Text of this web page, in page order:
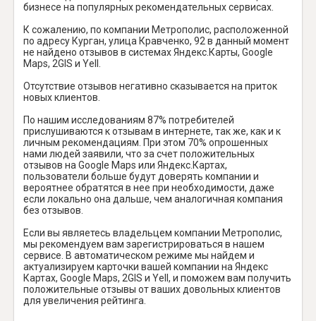
бизнесе на популярных рекомендательных сервисах.
К сожалению, по компании Метрополис, расположенной
по адресу Курган, улица Кравченко, 92 в данный момент
не найдено отзывов в системах Яндекс.Карты, Google
Maps, 2GIS и Yell.
Отсутствие отзывов негативно сказывается на приток
новых клиентов.
По нашим исследованиям 87% потребителей
прислушиваются к отзывам в интернете, так же, как и к
личным рекомендациям. При этом 70% опрошенных
нами людей заявили, что за счет положительных
отзывов на Google Maps или Яндекс.Картах,
пользователи больше будут доверять компании и
вероятнее обратятся в нее при необходимости, даже
если локально она дальше, чем аналогичная компания
без отзывов.
Если вы являетесь владельцем компании Метрополис,
мы рекомендуем вам зарегистрироваться в нашем
сервисе. В автоматическом режиме мы найдем и
актуализируем карточки вашей компании на Яндекс
Картах, Google Maps, 2GIS и Yell, и поможем вам получить
положительные отзывы от ваших довольных клиентов
для увеличения рейтинга.